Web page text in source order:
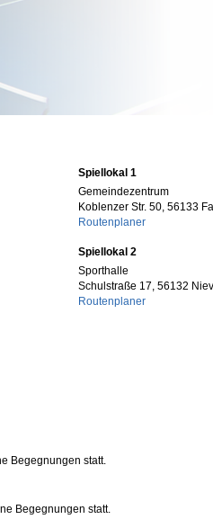
Spiellokal 1
Gemeindezentrum
Koblenzer Str. 50, 56133
Routenplaner
Spiellokal 2
Sporthalle
Schulstraße 17, 56132
Routenplaner
Begegnungen statt.
Begegnungen statt.